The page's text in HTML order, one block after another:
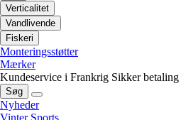
Verticalitet
Vandlivende
Fiskeri
Monteringsstøtter
Mærker
Kundeservice i Frankrig Sikker betaling
Søg
Nyheder
Vinter Sports